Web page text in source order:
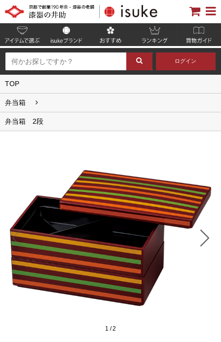
ログイン
TOP
弁当箱
弁当箱 2段
1 /2